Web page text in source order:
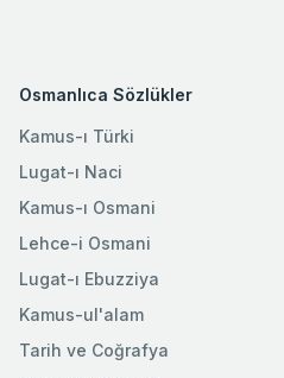
Osmanlıca Sözlükler
Kamus-ı Türki
Lugat-ı Naci
Kamus-ı Osmani
Lehce-i Osmani
Lugat-ı Ebuzziya
Kamus-ul'alam
Tarih ve Coğrafya